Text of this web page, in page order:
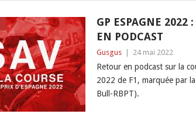
GP ESPAGNE 2022
EN PODCAST
Gusgus 24 mai 2022
Retour en podcast sur la
2022 de F1, marquée par
Bull-RBPT).